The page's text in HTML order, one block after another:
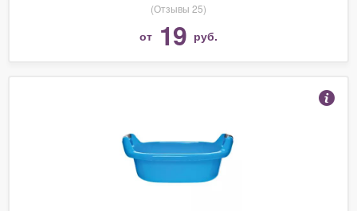
(Отзывы 25)
от 19 руб.